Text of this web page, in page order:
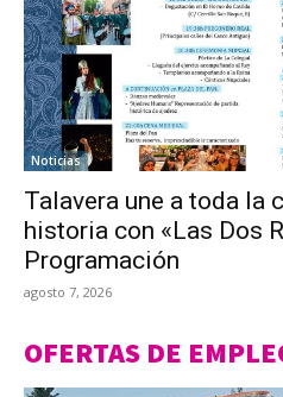
Noticias
Talavera une a toda la
historia con «Las Dos
Programación
agosto 7, 2026
OFERTAS DE